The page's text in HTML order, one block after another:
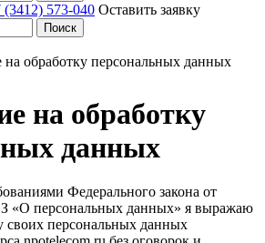
(3412) 573-040 Оставить заявку
Поиск
обработку персональных данных
на обработку
данных
Федерального закона от
«О персональных данных» я выражаю
своих персональных данных